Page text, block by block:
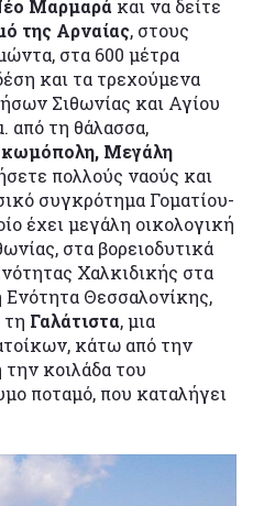
Μαρμαρά και να δείτε
της Αρναίας, στους
στα 600 μέτρα
και τα τρεχούμενα
Σιθωνίας και Αγίου
από τη θάλασσα,
κωμόπολη, Μεγάλη
πολλούς ναούς και
συγκρότημα Γοματίου-
έχει μεγάλη οικολογική
στα βορειοδυτικά
Χαλκιδικής στα
Ενότητα Θεσσαλονίκης,
τη Γαλάτιστα, μια
κάτω από την
κοιλάδα του
ποταμό, που καταλήγει